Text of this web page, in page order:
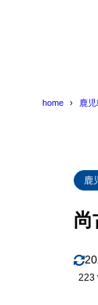
home 鹿
鹿
尚
223